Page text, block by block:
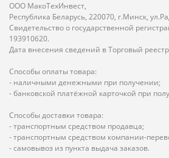
ООО МакоТехИнвест,
Республика Беларусь, 220070, г.Минск,
Свидетельство о государственной
193910620.
Дата внесения сведений в Торговый
Способы оплаты товара:
- наличными денежными при получении;
- банковской платёжной карточкой при
Способы доставки товара:
- транспортным средством продавца;
- транспортным средством компании-
- самовывоз из пункта выдача заказов.